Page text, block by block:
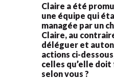
Claire a été
une équipe qui
managée par un
Claire, au
déléguer et
actions ci-
celles qu’elle
selon vous ?